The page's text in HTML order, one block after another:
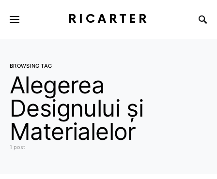
RICARTER
BROWSING TAG
Alegerea
Designului și
Materialelor
1 post